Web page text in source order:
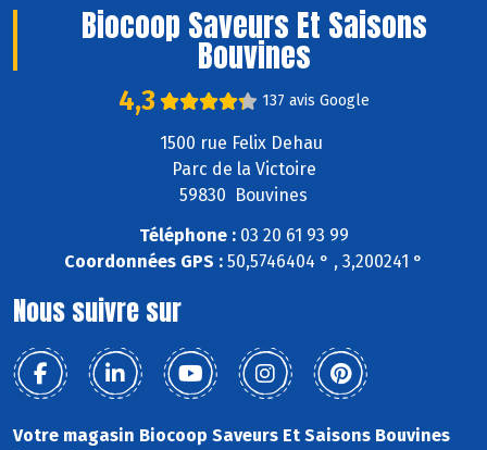
Biocoop Saveurs Et Saisons
Bouvines
4,3 137 avis Google
1500 rue Felix Dehau
Parc de la Victoire
59830 Bouvines
Téléphone :03 20 61 93 99
Coordonnées GPS : 50,5746404 ° , 3,200241 °
Nous suivre sur
Votre magasin Biocoop Saveurs Et Saisons Bouvines